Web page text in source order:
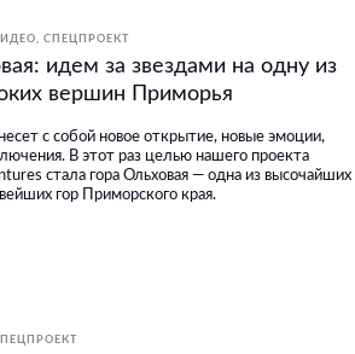
СПЕЦПРОЕКТ
идем за звездами на одну из
вершин Приморья
с собой новое открытие, новые эмоции,
В этот раз целью нашего проекта
стала гора Ольховая — одна из высочайших
гор Приморского края.